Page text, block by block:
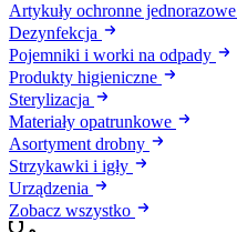
Artykuły ochronne jednorazowe
Dezynfekcja
Pojemniki i worki na odpady
Produkty higieniczne
Sterylizacja
Materiały opatrunkowe
Asortyment drobny
Strzykawki i igły
Urządzenia
Zobacz wszystko